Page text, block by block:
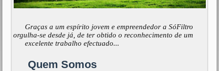
Graças a um espírito jovem e empreendedor a SóFiltro
orgulha-se desde já, de ter obtido o reconhecimento de um
excelente trabalho efectuado...
Quem Somos